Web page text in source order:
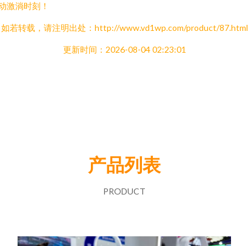
激淌时刻！
如若转载，请注明出处：http://www.vd1wp.com/product/87.html
更新时间：2026-08-04 02:23:01
产品列表
PRODUCT